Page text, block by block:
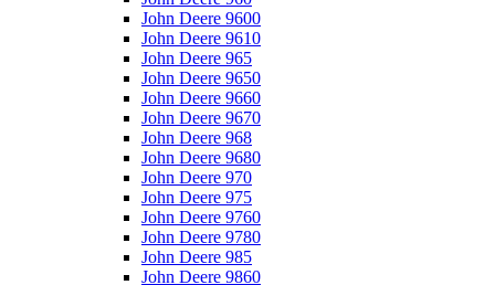
John Deere 9600
John Deere 9610
John Deere 965
John Deere 9650
John Deere 9660
John Deere 9670
John Deere 968
John Deere 9680
John Deere 970
John Deere 975
John Deere 9760
John Deere 9780
John Deere 985
John Deere 9860